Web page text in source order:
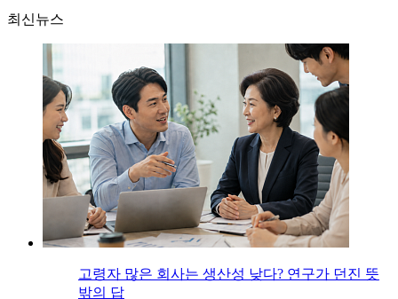
최신뉴스
고령자 많은 회사는 생산성 낮다? 연구가 던진 뜻
밖의 답